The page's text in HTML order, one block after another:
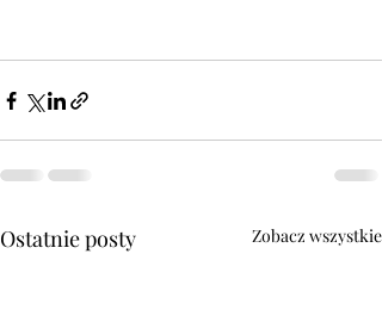
Ostatnie posty Zobacz wszystkie